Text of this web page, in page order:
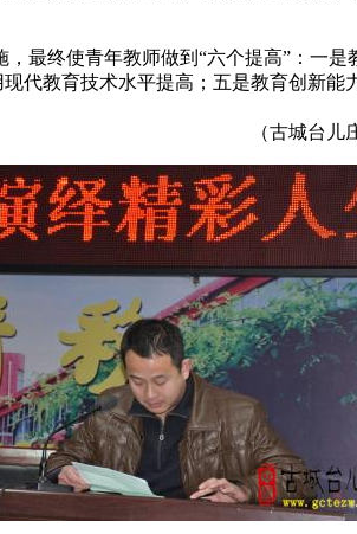
终使青年教师做到“六个提高”：一是
代教育技术水平提高；五是教育创新能
网要闻部